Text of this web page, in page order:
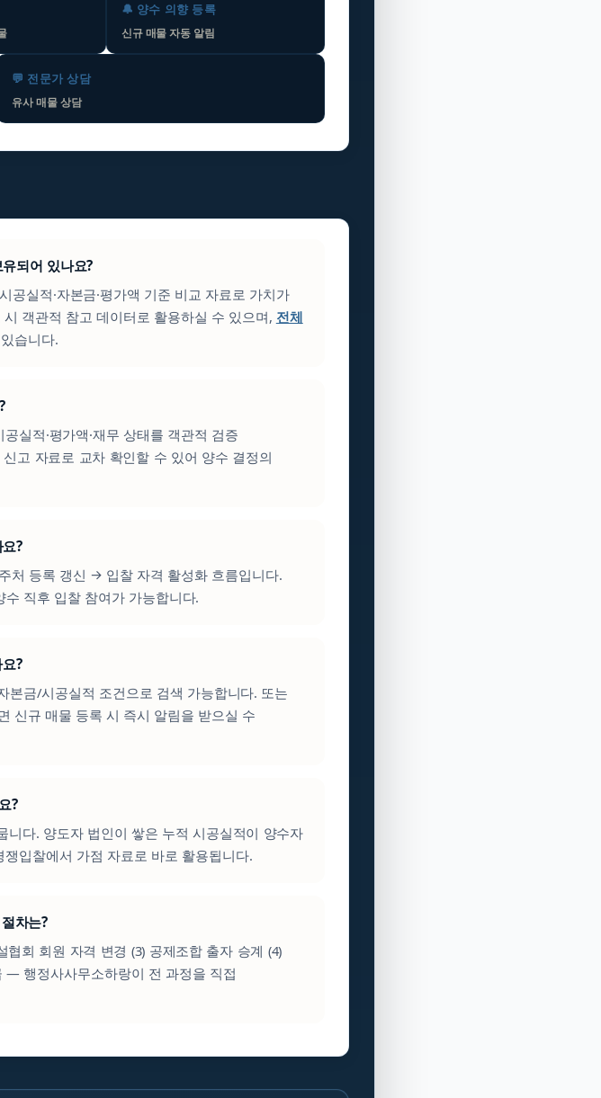
🔔 양수 의향 등록
신규 매물 자동 알림
💬 전문가 상담
유사 매물 상담
되어 있나요?
공실적·자본금·평가액 기준 비교 자료로 가치가
객관적 참고 데이터로 활용하실 수 있으며, 전체
습니다.
공실적·평가액·재무 상태를 객관적 검증
고 자료로 교차 확인할 수 있어 양수 결정의
?
처 등록 갱신 → 입찰 자격 활성화 흐름입니다.
직후 입찰 참여가 가능합니다.
?
본금/시공실적 조건으로 검색 가능합니다. 또는
신규 매물 등록 시 즉시 알림을 받으실 수
?
다. 양도자 법인이 쌓은 누적 시공실적이 양수자
쟁입찰에서 가점 자료로 바로 활용됩니다.
차는?
협회 회원 자격 변경 (3) 공제조합 출자 승계 (4)
— 행정사사무소하랑이 전 과정을 직접